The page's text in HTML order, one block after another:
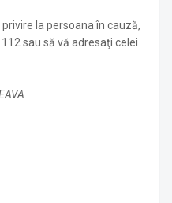
la persoana în cauză,
sau să vă adresaţi celei